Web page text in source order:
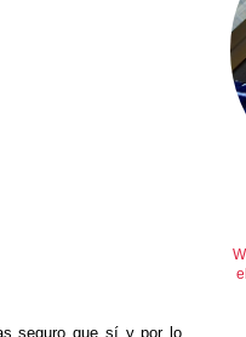
seguro que sí y por lo